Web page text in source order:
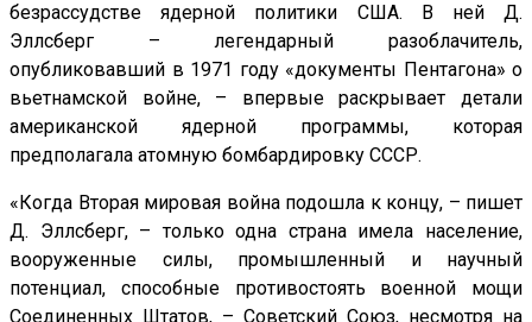
безрассудстве ядерной политики США. В ней Д.
Эллсберг – легендарный разоблачитель,
опубликовавший в 1971 году «документы Пентагона» о
вьетнамской войне, – впервые раскрывает детали
американской ядерной программы, которая
предполагала атомную бомбардировку СССР.
«Когда Вторая мировая война подошла к концу, – пишет
Д. Эллсберг, – только одна страна имела население,
вооруженные силы, промышленный и научный
потенциал, способные противостоять военной мощи
Соединенных Штатов, – Советский Союз, несмотря на